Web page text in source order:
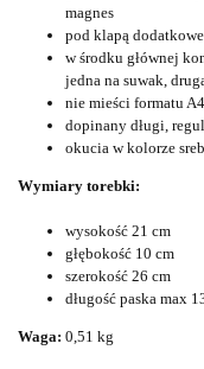
magnes
pod klapą
w środku głównej
jedna na suwak,
nie mieści formatu A4
dopinany długi,
okucia w kolorze
Wymiary torebki:
wysokość 21 cm
głębokość 10 cm
szerokość 26 cm
długość paska max
Waga: 0,51 kg